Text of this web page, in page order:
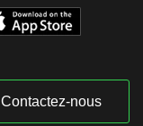
Contactez-nous